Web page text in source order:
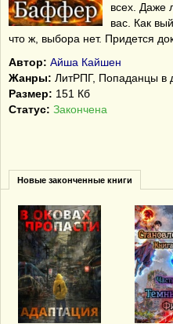
всех. Даже
вас. Как
что ж, выбора нет. Придется
Автор: Айша Кайшен
Жанры: ЛитРПГ, Попаданцы в
Размер: 151 Кб
Статус: Закончена
Новые законченные книги